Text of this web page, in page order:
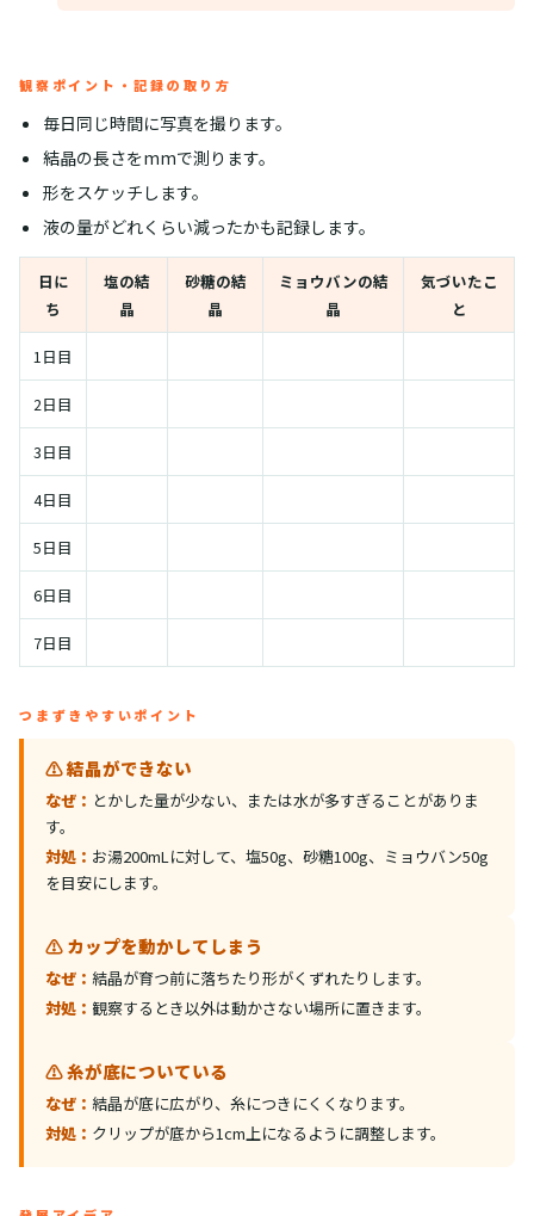
観察ポイント・記録の取り方
毎日同じ時間に写真を撮ります。
結晶の長さをmmで測ります。
形をスケッチします。
液の量がどれくらい減ったかも記録します。
日に
ち
塩の結
晶
砂糖の結
晶
ミョウバンの結
晶
気づいたこ
と
1日目
2日目
3日目
4日目
5日目
6日目
7日目
つまずきやすいポイント
⚠️ 結晶ができない
なぜ： とかした量が少ない、または水が多すぎることがありま
す。
対処： お湯200mLに対して、塩50g、砂糖100g、ミョウバン50g
を目安にします。
⚠️ カップを動かしてしまう
なぜ： 結晶が育つ前に落ちたり形がくずれたりします。
対処： 観察するとき以外は動かさない場所に置きます。
⚠️ 糸が底についている
なぜ： 結晶が底に広がり、糸につきにくくなります。
対処： クリップが底から1cm上になるように調整します。